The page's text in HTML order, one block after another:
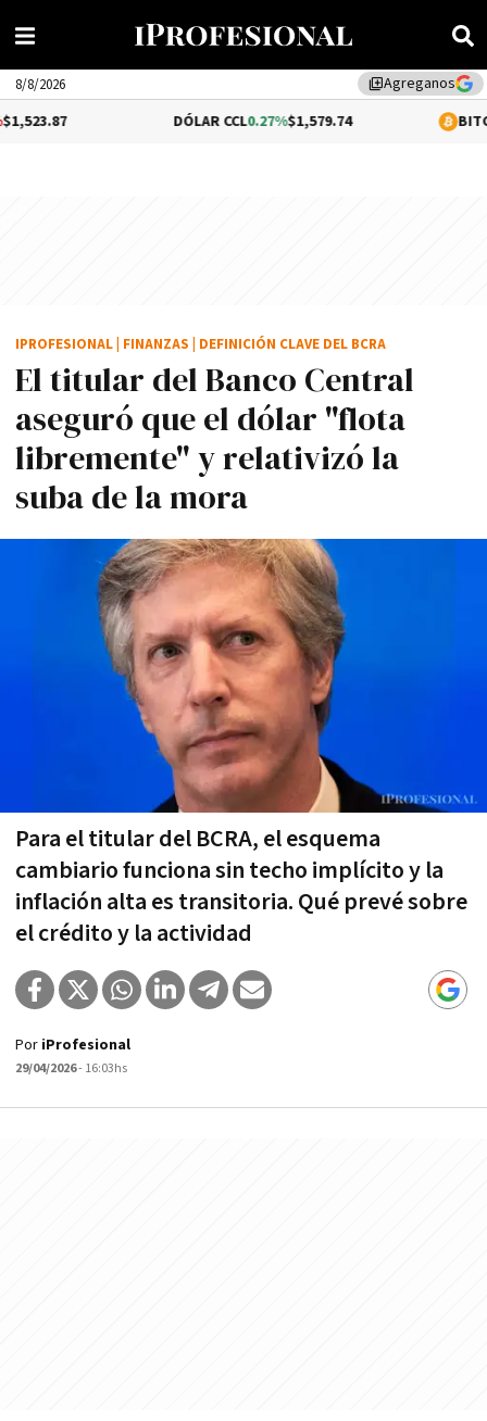
library_addAgreganos
8/8/2026
0.27%$1,579.74 0.59%
El titular del Banco Central
aseguró que el dólar "flota
libremente" y relativizó la
suba de la mora
Para el titular del BCRA, el esquema
cambiario funciona sin techo implícito y la
inflación alta es transitoria. Qué prevé sobre
el crédito y la actividad
IPROFESIONAL FINANZAS DEFINICIÓN CLAVE DEL BCRA
Por iProfesional
29/04/2026- 16:03hs